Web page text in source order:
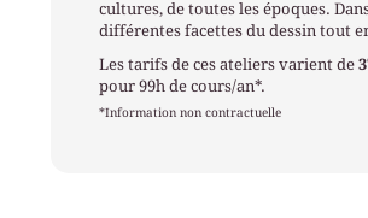
cultures, de toutes les époques.
différentes facettes du dessin tout
Les tarifs de ces ateliers varient de
pour 99h de cours/an*.
*Information non contractuelle